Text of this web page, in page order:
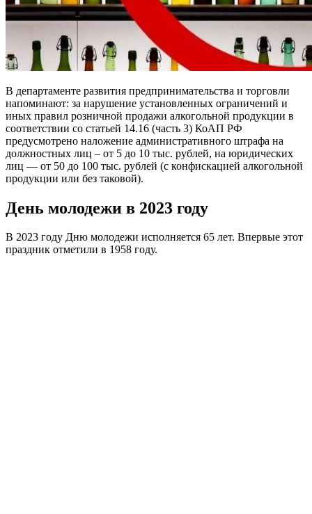
В департаменте развития предпринимательства и торговли
напоминают: за нарушение установленных ограничений и
иных правил розничной продажи алкогольной продукции в
соответствии со статьей 14.16 (часть 3) КоАП РФ
предусмотрено наложение административного штрафа на
должностных лиц – от 5 до 10 тыс. рублей, на юридических
лиц — от 50 до 100 тыс. рублей (с конфискацией алкогольной
продукции или без таковой).
День молодежи в 2023 году
В 2023 году Дню молодежи исполняется 65 лет. Впервые этот
праздник отметили в 1958 году.